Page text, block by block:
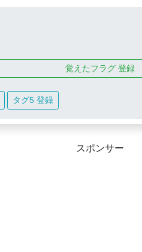
覚えたフラグ 登録
タグ5 登録
スポンサー